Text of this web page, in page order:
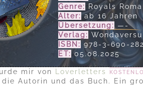
Genre:
Royals
Alter: ab 16 Jahren
Übersetzung: —-
Verlag:
ISBN: 978-3-690-
ET: 05.08.2025
mir von Loverletters
Autorin und das Buch. Ein